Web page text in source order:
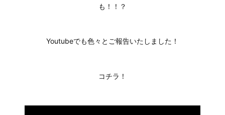
も！！？
Youtubeでも色々とご報告いたしました！
コチラ！